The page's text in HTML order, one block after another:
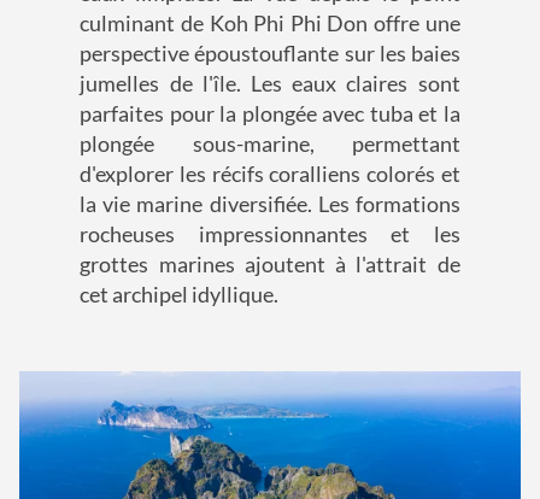
culminant de Koh Phi Phi Don offre une
perspective époustouflante sur les baies
jumelles de l'île. Les eaux claires sont
parfaites pour la plongée avec tuba et la
plongée sous-marine, permettant
d'explorer les récifs coralliens colorés et
la vie marine diversifiée. Les formations
rocheuses impressionnantes et les
grottes marines ajoutent à l'attrait de
cet archipel idyllique.